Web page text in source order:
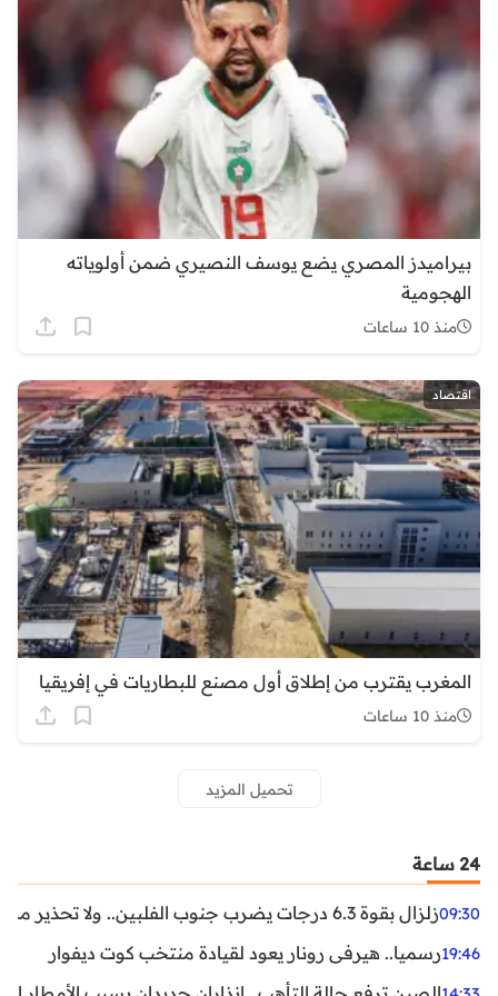
بيراميدز المصري يضع يوسف النصيري ضمن أولوياته
الهجومية
منذ 10 ساعات
اقتصاد
المغرب يقترب من إطلاق أول مصنع للبطاريات في إفريقيا
منذ 10 ساعات
تحميل المزيد
24 ساعة
09:30زلزال بقوة 6.3 درجات يضرب جنوب الفلبين.. ولا تحذير من تسونامي حتى الآن
19:46رسميا.. هيرفي رونار يعود لقيادة منتخب كوت ديفوار